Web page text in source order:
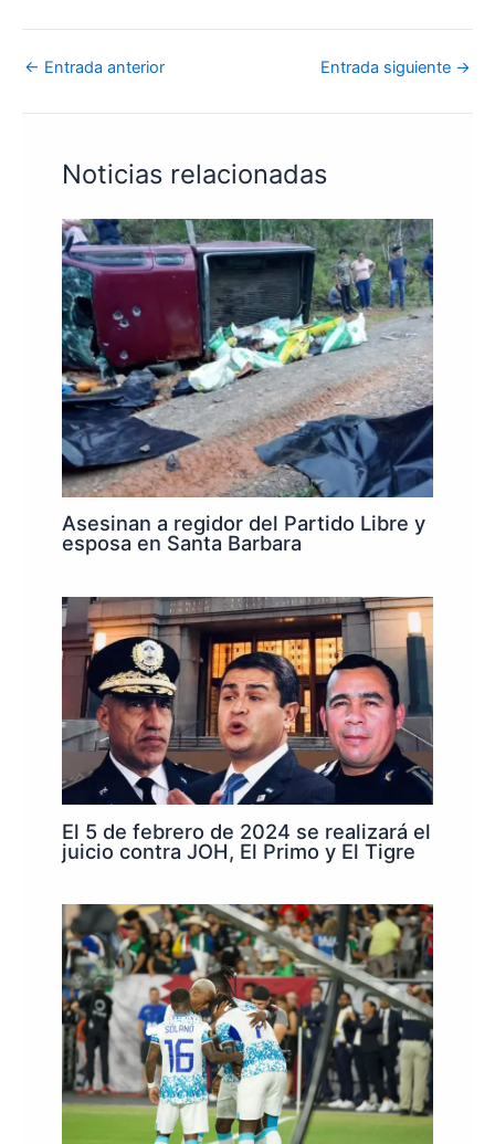
← Entrada anterior Entrada siguiente →
Noticias relacionadas
Asesinan a regidor del Partido Libre y
esposa en Santa Barbara
El 5 de febrero de 2024 se realizará el
juicio contra JOH, El Primo y El Tigre